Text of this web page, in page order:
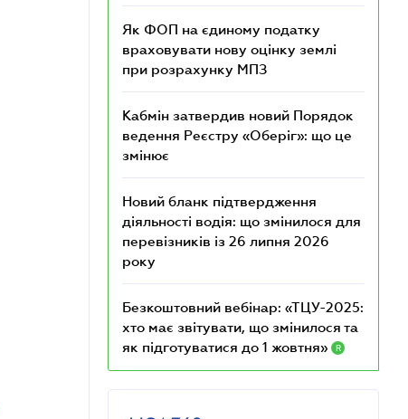
Як ФОП на єдиному податку
враховувати нову оцінку землі
при розрахунку МПЗ
Кабмін затвердив новий Порядок
ведення Реєстру «Оберіг»: що це
змінює
Новий бланк підтвердження
діяльності водія: що змінилося для
перевізників із 26 липня 2026
року
Безкоштовний вебінар: «ТЦУ-2025:
хто має звітувати, що змінилося та
як підготуватися до 1 жовтня»
R